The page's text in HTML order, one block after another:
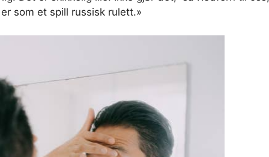
som et spill russisk rulett.»